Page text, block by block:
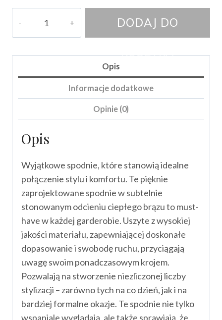
DODAJ DO
KOSZYKA
Opis
Informacje dodatkowe
Opinie (0)
Opis
Wyjątkowe spodnie, które stanowią idealne
połączenie stylu i komfortu. Te pięknie
zaprojektowane spodnie w subtelnie
stonowanym odcieniu ciepłego brązu to must-
have w każdej garderobie. Uszyte z wysokiej
jakości materiału, zapewniającej doskonałe
dopasowanie i swobodę ruchu, przyciągają
uwagę swoim ponadczasowym krojem.
Pozwalają na stworzenie niezliczonej liczby
stylizacji – zarówno tych na co dzień, jak i na
bardziej formalne okazje. Te spodnie nie tylko
wspaniale wyglądają, ale także sprawiają, że